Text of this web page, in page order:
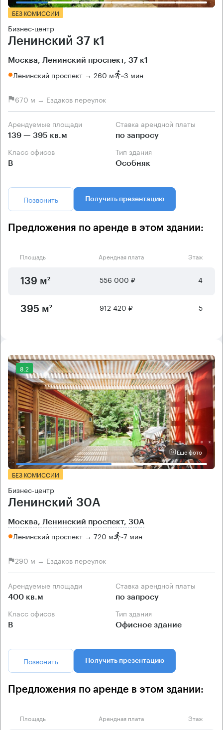
БЕЗ КОМИССИИ
Бизнес-центр
Ленинский 37 к1
Москва, Ленинский проспект, 37 к1
Ленинский проспект → 260 м ~3 мин
670 м → Ездаков переулок
Арендуемые площади
139 — 395 кв.м
Ставка арендной платы
по запросу
Класс офисов
B
Тип здания
Особняк
Позвонить Получить презентацию
Предложения по аренде в этом здании:
Площадь Арендная плата Этаж
139 м² 556 000 ₽ 4
395 м² 912 420 ₽ 5
8.2
Еще фото
БЕЗ КОМИССИИ
Бизнес-центр
Ленинский 30А
Москва, Ленинский проспект, 30А
Ленинский проспект → 720 м ~7 мин
290 м → Ездаков переулок
Арендуемые площади
400 кв.м
Ставка арендной платы
по запросу
Класс офисов
B
Тип здания
Офисное здание
Позвонить Получить презентацию
Предложения по аренде в этом здании:
Площадь Арендная плата Этаж